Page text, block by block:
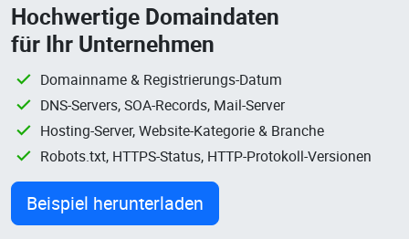
Hochwertige Domaindaten
für Ihr Unternehmen
Domainname & Registrierungs-Datum
DNS-Servers, SOA-Records, Mail-Server
Hosting-Server, Website-Kategorie & Branche
Robots.txt, HTTPS-Status, HTTP-Protokoll-Versionen
Beispiel herunterladen